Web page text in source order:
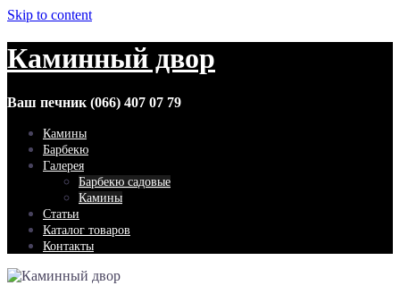
Skip to content
Каминный двор
Ваш печник (066) 407 07 79
Камины
Барбекю
Галерея
Барбекю садовые
Камины
Статьи
Каталог товаров
Контакты